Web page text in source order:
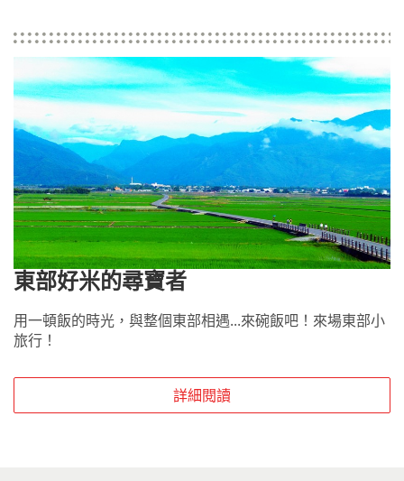
東部好米的尋寶者
用一頓飯的時光，與整個東部相遇...來碗飯吧！來場東部小
旅行！
詳細閱讀